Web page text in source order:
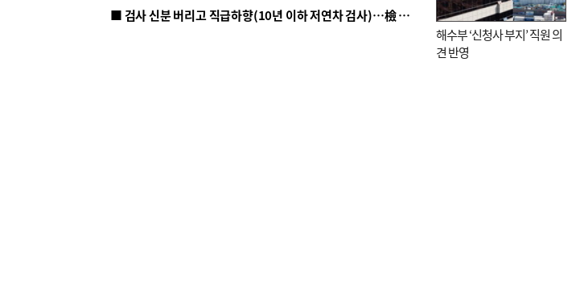
■ 검사 신분 버리고 직급하향(10년 이하 저연차 검사)…檢 중수청행 기피
해수부 ‘신청사 부지’ 직원 의
견 반영